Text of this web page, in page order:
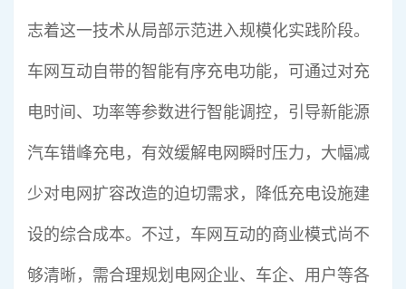
志着这一技术从局部示范进入规模化实践阶段。
车网互动自带的智能有序充电功能，可通过对充
电时间、功率等参数进行智能调控，引导新能源
汽车错峰充电，有效缓解电网瞬时压力，大幅减
少对电网扩容改造的迫切需求，降低充电设施建
设的综合成本。不过，车网互动的商业模式尚不
够清晰，需合理规划电网企业、车企、用户等各